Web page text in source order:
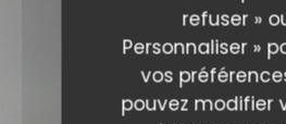
refuser »
Personnaliser »
vos
pouvez modifier